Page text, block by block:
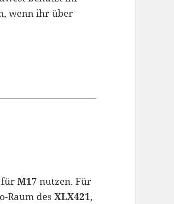
wenn ihr über
fürM17 nutzen. Für
Raum desXLX421,